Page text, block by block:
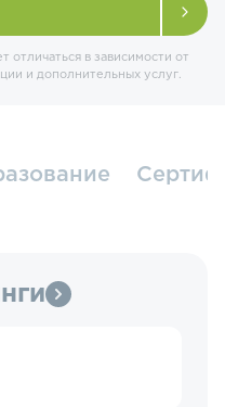
отличаться в зависимости от
и дополнительных услуг.